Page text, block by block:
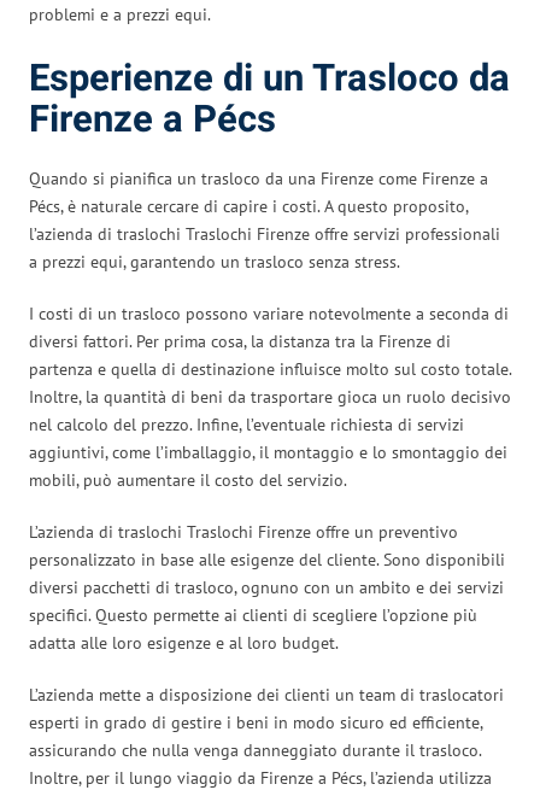
problemi e a prezzi equi.
Esperienze di un Trasloco da
Firenze a Pécs
Quando si pianifica un trasloco da una Firenze come Firenze a
Pécs, è naturale cercare di capire i costi. A questo proposito,
l’azienda di traslochi Traslochi Firenze offre servizi professionali
a prezzi equi, garantendo un trasloco senza stress.
I costi di un trasloco possono variare notevolmente a seconda di
diversi fattori. Per prima cosa, la distanza tra la Firenze di
partenza e quella di destinazione influisce molto sul costo totale.
Inoltre, la quantità di beni da trasportare gioca un ruolo decisivo
nel calcolo del prezzo. Infine, l’eventuale richiesta di servizi
aggiuntivi, come l’imballaggio, il montaggio e lo smontaggio dei
mobili, può aumentare il costo del servizio.
L’azienda di traslochi Traslochi Firenze offre un preventivo
personalizzato in base alle esigenze del cliente. Sono disponibili
diversi pacchetti di trasloco, ognuno con un ambito e dei servizi
specifici. Questo permette ai clienti di scegliere l’opzione più
adatta alle loro esigenze e al loro budget.
L’azienda mette a disposizione dei clienti un team di traslocatori
esperti in grado di gestire i beni in modo sicuro ed efficiente,
assicurando che nulla venga danneggiato durante il trasloco.
Inoltre, per il lungo viaggio da Firenze a Pécs, l’azienda utilizza